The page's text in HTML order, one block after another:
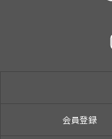
会員登録